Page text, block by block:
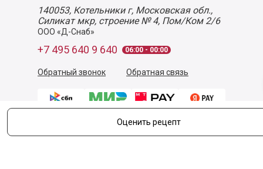
Оценить рецепт
140053, Котельники г, Московская обл.,
Силикат мкр, строение № 4, Пом/Ком 2/6
ООО «Д-Снаб»
+7 495 640 9 640 06:00 - 00:00
Обратный звонок Обратная связь